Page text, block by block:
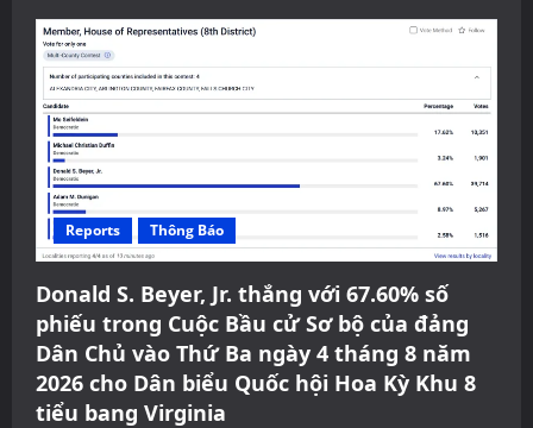
Reports Thông Báo
Donald S. Beyer, Jr. thắng với 67.60% số
phiếu trong Cuộc Bầu cử Sơ bộ của đảng
Dân Chủ vào Thứ Ba ngày 4 tháng 8 năm
2026 cho Dân biểu Quốc hội Hoa Kỳ Khu 8
tiểu bang Virginia